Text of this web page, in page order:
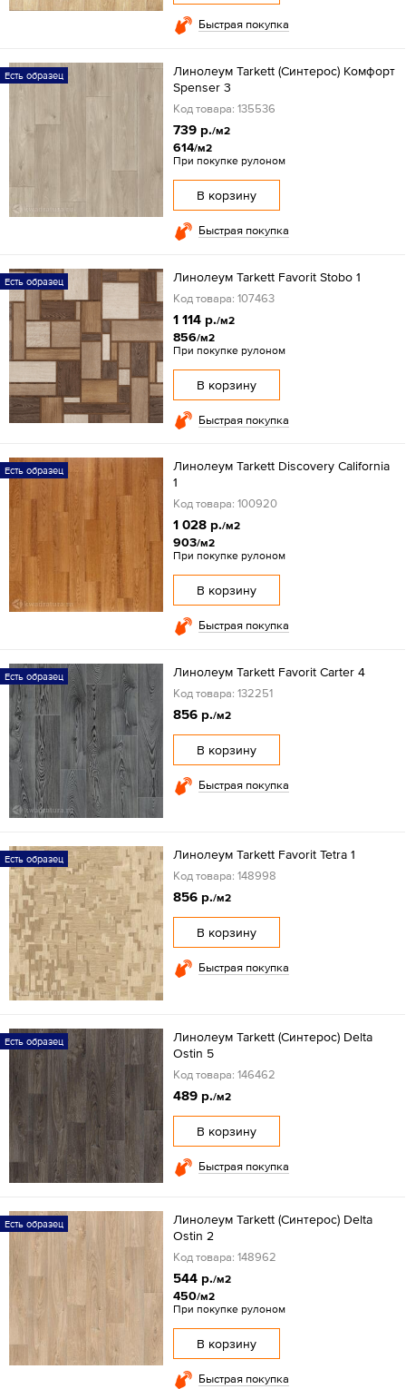
Быстрая покупка
Есть образец
Линолеум Tarkett (Синтерос) Комфорт
Spenser 3
Код товара: 135536
739 р./м2
614/м2
При покупке рулоном
В корзину
Быстрая покупка
Есть образец Линолеум Tarkett Favorit Stobo 1
Код товара: 107463
1 114 р./м2
856/м2
При покупке рулоном
В корзину
Быстрая покупка
Есть образец
Линолеум Tarkett Discovery California
1
Код товара: 100920
1 028 р./м2
903/м2
При покупке рулоном
В корзину
Быстрая покупка
Есть образец Линолеум Tarkett Favorit Carter 4
Код товара: 132251
856 р./м2
В корзину
Быстрая покупка
Есть образец Линолеум Tarkett Favorit Tetra 1
Код товара: 148998
856 р./м2
В корзину
Быстрая покупка
Есть образец
Линолеум Tarkett (Синтерос) Delta
Ostin 5
Код товара: 146462
489 р./м2
В корзину
Быстрая покупка
Есть образец
Линолеум Tarkett (Синтерос) Delta
Ostin 2
Код товара: 148962
544 р./м2
450/м2
При покупке рулоном
В корзину
Быстрая покупка